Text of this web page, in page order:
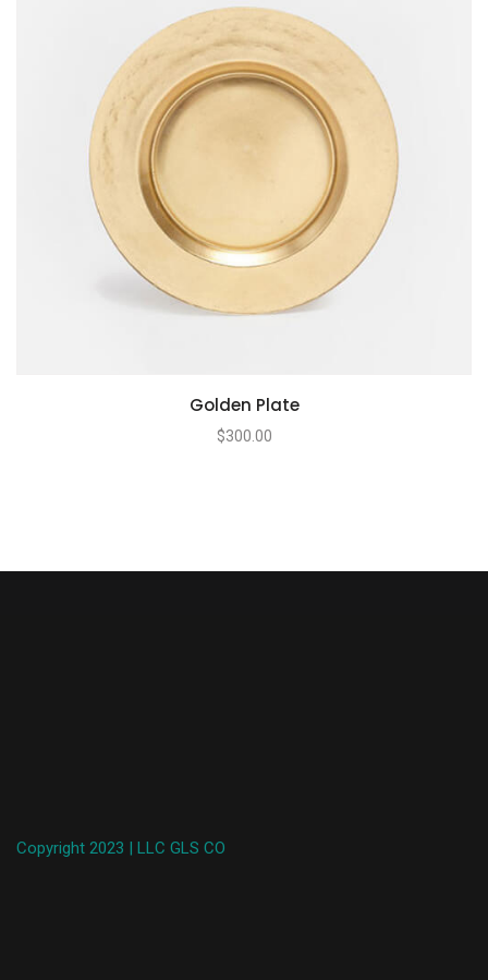
Golden Plate
$300.00
Copyright 2023 | LLC GLS CO